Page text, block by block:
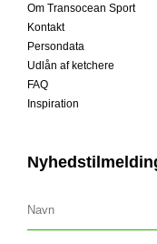
Om Transocean Sport
Kontakt
Persondata
Udlån af ketchere
FAQ
Inspiration